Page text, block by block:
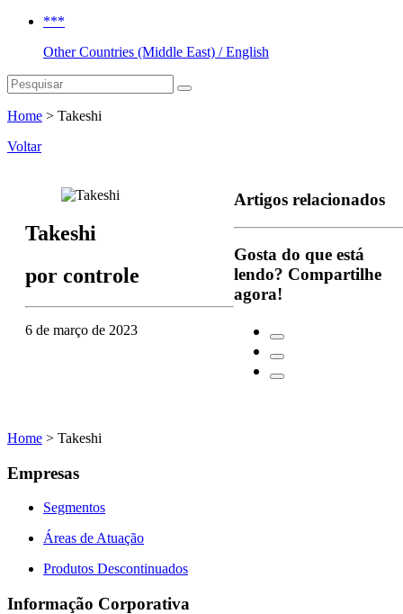
***
Other Countries (Middle East) / English
Home > Takeshi
Voltar
Takeshi
por controle
6 de março de 2023
Artigos relacionados
Gosta do que está
lendo? Compartilhe
agora!
Home > Takeshi
Empresas
Segmentos
Áreas de Atuação
Produtos Descontinuados
Informação Corporativa